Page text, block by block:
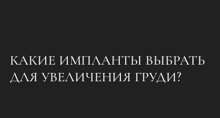
КАКИЕ ИМПЛАНТЫ ВЫБРАТЬ
ДЛЯ УВЕЛИЧЕНИЯ ГРУДИ?